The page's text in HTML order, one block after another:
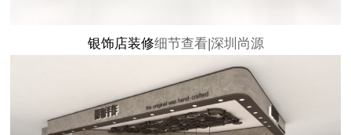
银饰店装修细节查看|深圳尚源